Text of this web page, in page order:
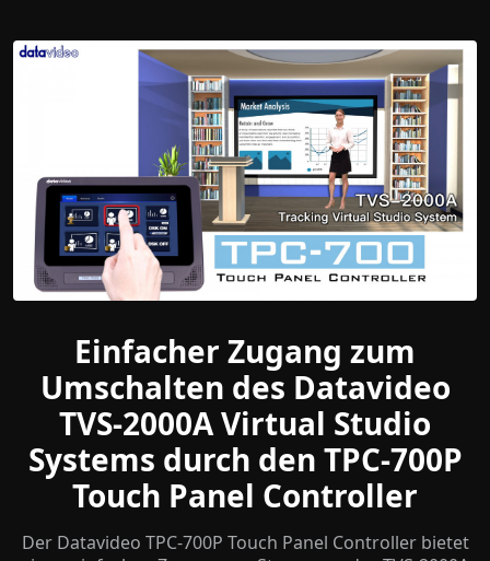
Einfacher Zugang zum
Umschalten des Datavideo
TVS-2000A Virtual Studio
Systems durch den TPC-700P
Touch Panel Controller
Der Datavideo TPC-700P Touch Panel Controller bietet